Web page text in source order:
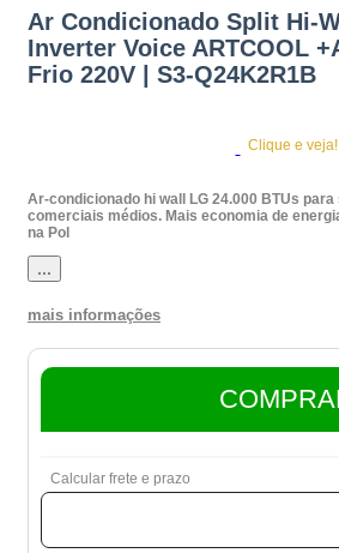
Ar Condicionado Split Hi-
Inverter Voice ARTCOOL
Frio 220V | S3-Q24K2R1B
Clique e veja!
Ar-condicionado hi wall LG 24.000 BTUs
comerciais médios. Mais economia de
na Pol
...
mais informações
Calcular frete e prazo